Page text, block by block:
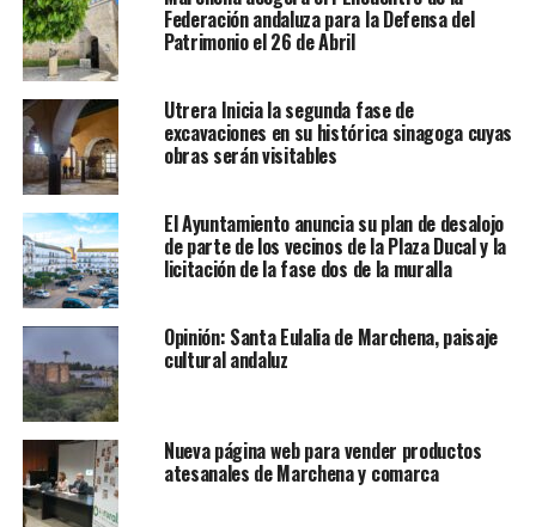
Federación andaluza para la Defensa del
Patrimonio el 26 de Abril
Utrera Inicia la segunda fase de
excavaciones en su histórica sinagoga cuyas
obras serán visitables
El Ayuntamiento anuncia su plan de desalojo
de parte de los vecinos de la Plaza Ducal y la
licitación de la fase dos de la muralla
Opinión: Santa Eulalia de Marchena, paisaje
cultural andaluz
Nueva página web para vender productos
atesanales de Marchena y comarca